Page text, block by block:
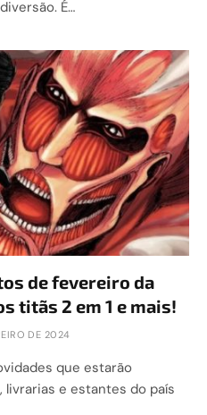
É…
de fevereiro da
titãs 2 em 1 e mais!
DE 2024
que estarão
livrarias e estantes do país